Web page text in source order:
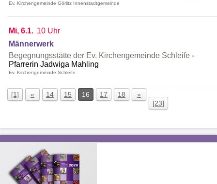
Ev. Kirchengemeinde Görlitz Innenstadtgemeinde
Mi, 6.1. 10 Uhr
Männerwerk
Begegnungsstätte der Ev. Kirchengemeinde Schleife
Pfarrerin Jadwiga Mahling
Ev. Kirchengemeinde Schleife
[1] « 14 15 16 17 18
»
[23]